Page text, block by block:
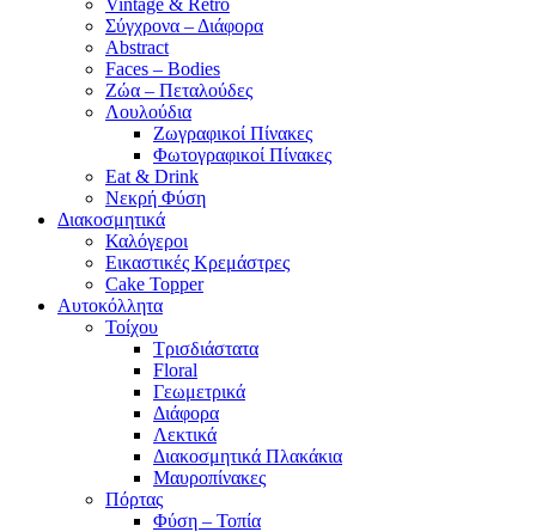
Vintage & Retro
Σύγχρονα – Διάφορα
Abstract
Faces – Bodies
Ζώα – Πεταλούδες
Λουλούδια
Ζωγραφικοί Πίνακες
Φωτογραφικοί Πίνακες
Eat & Drink
Νεκρή Φύση
Διακοσμητικά
Καλόγεροι
Εικαστικές Κρεμάστρες
Cake Topper
Αυτοκόλλητα
Τοίχου
Τρισδιάστατα
Floral
Γεωμετρικά
Διάφορα
Λεκτικά
Διακοσμητικά Πλακάκια
Μαυροπίνακες
Πόρτας
Φύση – Τοπία